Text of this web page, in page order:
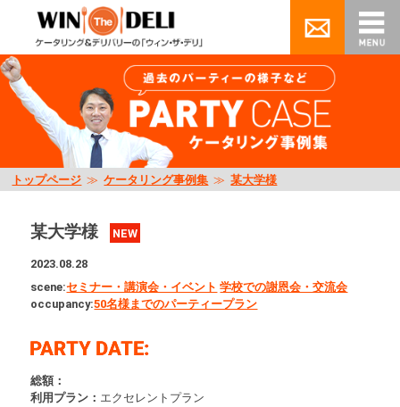
トップページ ≫ケータリング事例集 ≫某大学様
某大学様 NEW
2023.08.28
scene:セミナー・講演会・イベント 学校での謝恩会・交流会
occupancy:50名様までのパーティープラン
総額：
利用プラン： エクセレントプラン